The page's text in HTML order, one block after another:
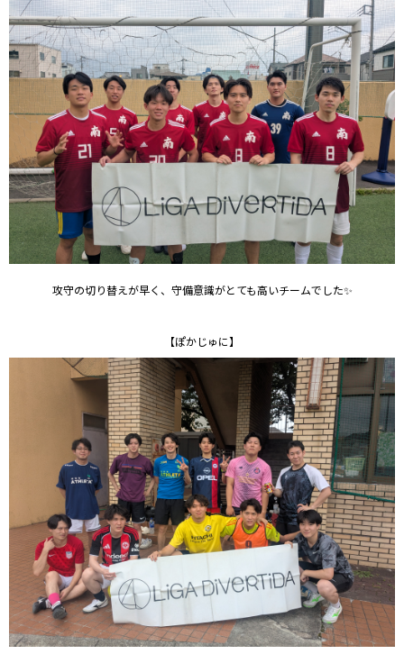
攻守の切り替えが早く、守備意識がとても高いチームでした✨
【ぽかじゅに】